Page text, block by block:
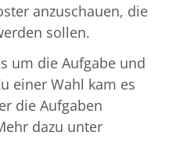
anzuschauen, die
sollen.
um die Aufgabe und
einer Wahl kam es
die Aufgaben
dazu unter